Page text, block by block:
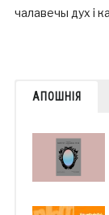
чалавечы дух і
АПОШНІЯ